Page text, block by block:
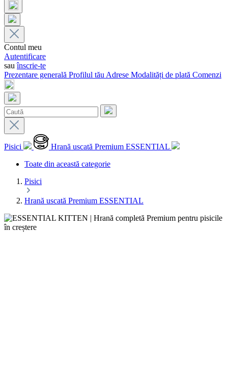
Contul meu
Autentificare
sauînscrie-te
Prezentare generală Profilul tău Adrese Modalități de plată Comenzi
Pisici
Hrană uscată Premium ESSENTIAL
Toate din această categorie
Pisici
Hrană uscată Premium ESSENTIAL